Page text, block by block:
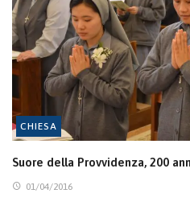
CHIESA
Suore della Provvidenza, 200
01/04/2016